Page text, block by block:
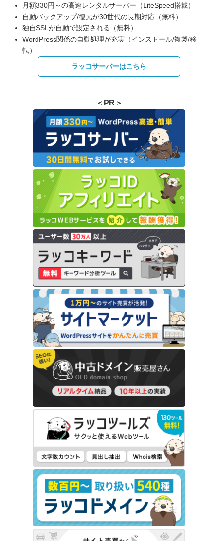
月額330円～の高速レンタルサーバー（LiteSpeed搭載）
自動バックアップ/復元が30世代の長期対応（無料）
独自SSLが自動で設定される（無料）
WordPress関係の自動処理が充実（インストール/複製/移
転）
ラッコサーバーはこちら
＜PR＞